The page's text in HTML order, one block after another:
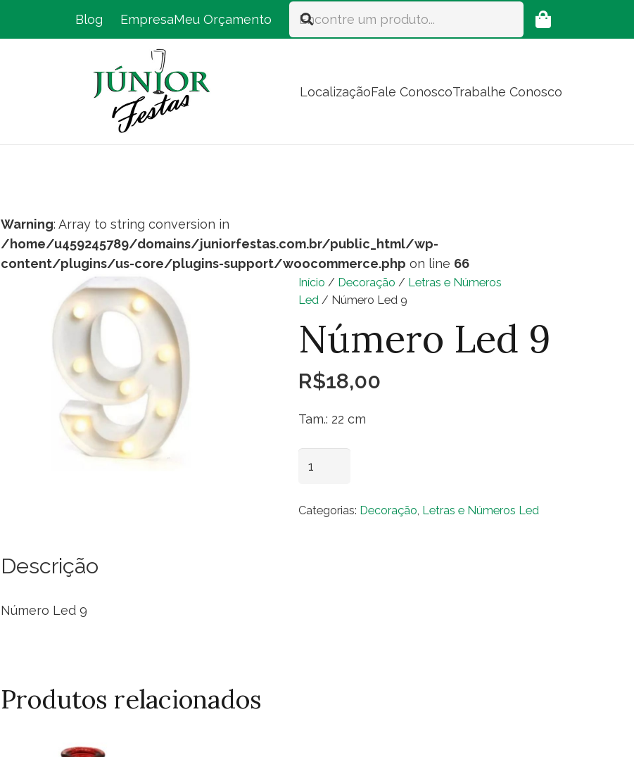
Blog EmpresaMeu Orçamento
LocalizaçãoFale ConoscoTrabalhe Conosco
Warning: Array to string conversion in
/home/u459245789/domains/juniorfestas.com.br/public_html/wp-
content/plugins/us-core/plugins-support/woocommerce.php on line 66
Início / Decoração / Letras e Números
Led/ Número Led 9
Número Led 9
R$18,00
Tam.: 22 cm
quantidade
Categorias: Decoração Letras e Números Led
Descrição
Número Led 9
Produtos relacionados